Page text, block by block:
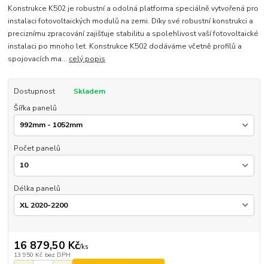
Konstrukce K502 je robustní a odolná platforma speciálně vytvořená pro
instalaci fotovoltaických modulů na zemi. Díky své robustní konstrukci a
preciznímu zpracování zajišťuje stabilitu a spolehlivost vaší fotovoltaické
instalaci po mnoho let. Konstrukce K502 dodáváme včetně profilů a
spojovacích ma... celý popis
Dostupnost
Skladem
Šířka panelů
Počet panelů
Délka panelů
16 879,50 Kč/ks
13 950 Kč bez DPH